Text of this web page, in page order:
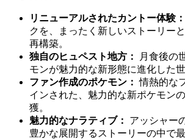
リニューアルされたカントー体験：
クを、まったく新しいストーリー
再構築。
独自のヒュペスト地方：
月食後の
モンが魅力的な新形態に進化した世
ファン作成のポケモン： 情熱的な
インされた、魅力的な新ポケモン
獲。
魅力的なナラティブ：
アッシャー
豊かな展開するストーリーの中で